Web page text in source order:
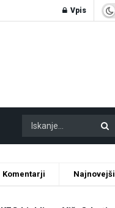
Vpis
Komentarji Najnovejši